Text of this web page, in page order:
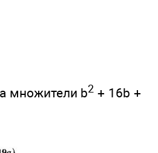
множители b2 + 16b +